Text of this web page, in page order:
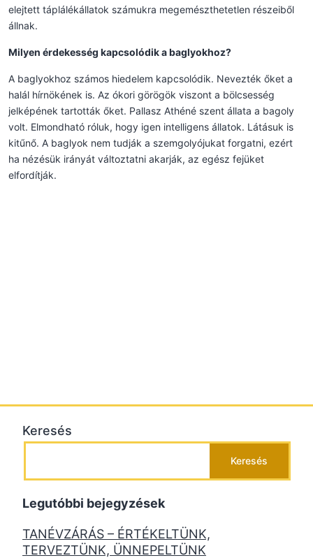
elejtett táplálékállatok számukra megemészthetetlen részeiből
állnak.
Milyen érdekesség kapcsolódik a baglyokhoz?
A baglyokhoz számos hiedelem kapcsolódik. Nevezték őket a
halál hírnökének is. Az ókori görögök viszont a bölcsesség
jelképének tartották őket. Pallasz Athéné szent állata a bagoly
volt. Elmondható róluk, hogy igen intelligens állatok. Látásuk is
kitűnő. A baglyok nem tudják a szemgolyójukat forgatni, ezért
ha nézésük irányát változtatni akarják, az egész fejüket
elfordítják.
Keresés
Keresés
Legutóbbi bejegyzések
TANÉVZÁRÁS – ÉRTÉKELTÜNK,
TERVEZTÜNK, ÜNNEPELTÜNK